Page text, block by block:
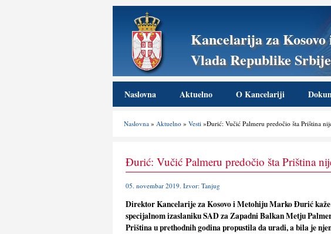
Kancelarija za
Vlada Republike Srbije
Naslovna Aktuelno O Kancelariji
Naslovna »Aktuelno »Vesti »Đurić: Vučić Palmeru predočio šta Priština
Đurić: Vučić Palmeru predočio šta Priština
05. novembar 2019. Izvor: Tanjug
Direktor Kancelarije za Kosovo i Metohiju Marko Đurić
specijalnom izaslaniku SAD za Zapadni Balkan Metju
Priština u prethodnih godina propustila da uradi, a bila je